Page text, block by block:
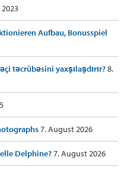
Aufbau, Bonusspiel
təcrübəsini yaxşılaşdırır?8.
7. August 2026
Delphine?7. August 2026